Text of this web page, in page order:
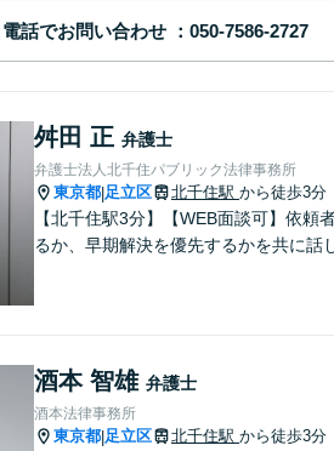
電話でお問い合わせ
舛田 正 弁護士
弁護士法人北千住パブリック法律事務所
東京都|足立区 北千住駅 から徒歩3分
【北千住駅3分】【WEB面談可】依
るか、早期解決を優先するかを共に話
酒本 智雄 弁護士
酒本法律事務所
東京都|足立区 北千住駅 から徒歩3分